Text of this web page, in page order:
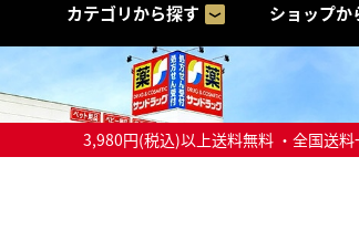
カテゴリから探す ショップか
3,980円(税込)以上送料無料 ・全国送